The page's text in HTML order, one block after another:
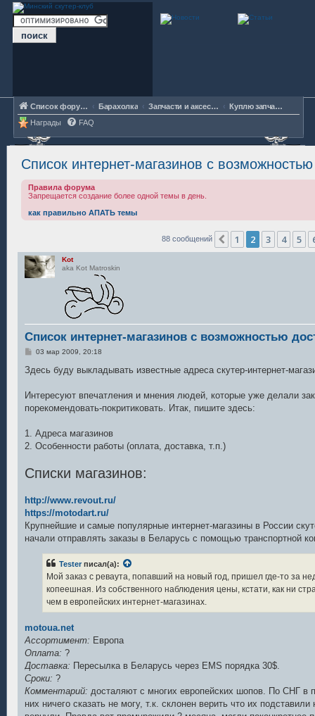
Список форумов Барахолка Запчасти и аксессуары
Куплю запчасти/аксессуары
Награды
FAQ
Список интернет-магазинов с
Правила форума
Запрещается создание более одной темы в день.
как правильно АПАТЬ темы
88 сообщений Пред.
1 2 3 4 5
Kot
aka Kot Matroskin
Список интернет-магазинов с возможностью
С
о
б
е
и
03 мар 2009, 20:18
Здесь буду выкладывать известные адреса скутер-интернет-
Интересуют впечатления и мнения людей, которые уже делали
порекомендовать-покритиковать. Итак, пишите здесь:
1. Адреса магазинов
2. Особенности работы (оплата, доставка, т.п.)
Списки магазинов:
http://www.revout.ru/
https://motodart.ru/
Крупнейшие и самые популярные интернет-магазины в России
начали отправлять заказы в Беларусь с помощью транспортной
Tester писал(а):
Мой заказ с реваута, попавший на новый год, пришел где-то за
копеешная. Из собственного наблюдения цены, кстати, как ни
чем в европейских интернет-магазинах.
motoua.net
Ассортимент: Европа
Оплата: ?
Доставка: Пересылка в Беларусь через EMS порядка 30$.
Сроки: ?
Комментарий: досталяют с многих европейских шопов. По СНГ в
них ничего сказать не могу, т.к. склонен верить что их